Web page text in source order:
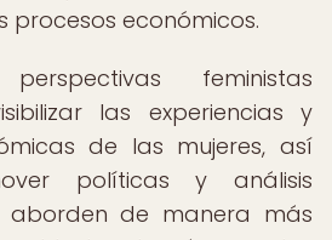
procesos económicos.
feministas
las experiencias y
de las mujeres, así
políticas y análisis
aborden de manera más